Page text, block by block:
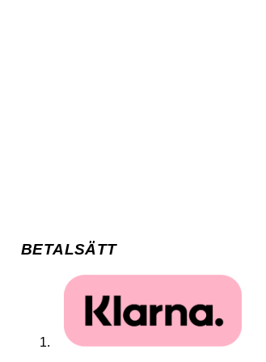
BETALSÄTT